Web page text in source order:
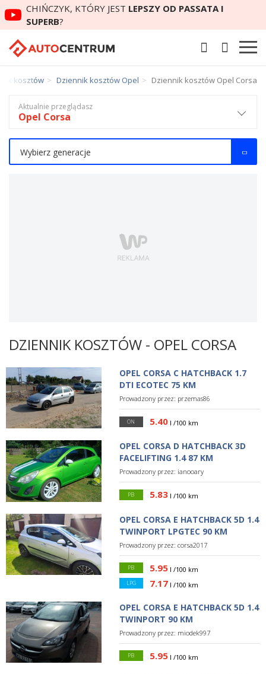
CHIŃCZYK, KTÓRY JEST LEPSZY OD PASSATA I
SUPERB?
kosztów Dziennik kosztów Opel Dziennik kosztów Opel Corsa
DZIENNIK KOSZTÓW - OPEL CORSA
OPEL CORSA C HATCHBACK 1.7
DTI ECOTEC 75 KM
Prowadzony przez: przemas86
ON 5.40 l /100 km
OPEL CORSA D HATCHBACK 3D
FACELIFTING 1.4 87 KM
Prowadzony przez: ianooary
PB 5.83 l /100 km
OPEL CORSA E HATCHBACK 5D 1.4
TWINPORT LPGTEC 90 KM
Prowadzony przez: corsa2017
PB 5.95 l /100 km
LPG 7.17 l /100 km
OPEL CORSA E HATCHBACK 5D 1.4
TWINPORT 90 KM
Prowadzony przez: miodek997
PB 5.95 l /100 km
Aktualnie przeglądasz
Opel Corsa
Wybierz generacje